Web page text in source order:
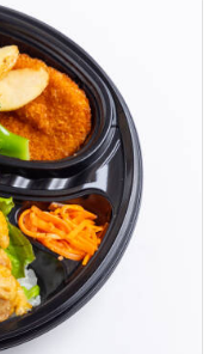
でした。濃すぎない
スも良いため、最後
当です。